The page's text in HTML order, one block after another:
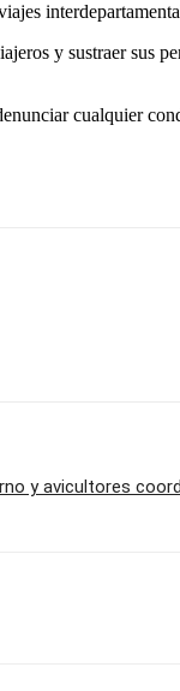
y sustraer sus
cualquier
y avicultores